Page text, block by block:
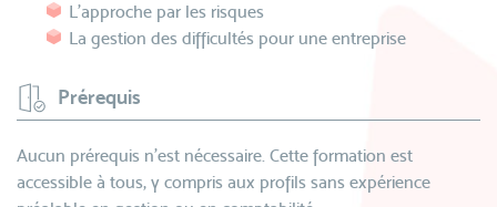
L'approche par les risques
La gestion des difficultés pour une entreprise
Prérequis
Aucun prérequis n’est nécessaire. Cette formation est
accessible à tous, y compris aux profils sans expérience